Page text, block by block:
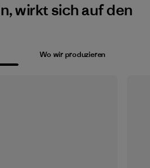
wirkt sich auf den
Wo wir produzieren